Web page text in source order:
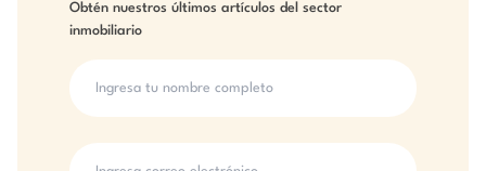
Obtén nuestros últimos artículos del sector
inmobiliario